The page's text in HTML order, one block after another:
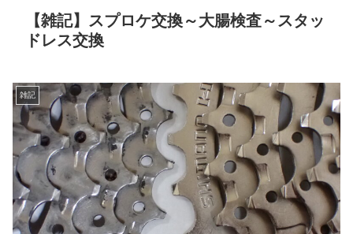
【雑記】スプロケ交換～大腸検査～スタッ
ドレス交換
雑記